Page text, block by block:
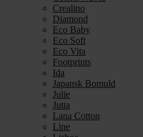
Crealino
Diamond
Eco Baby
Eco Soft
Eco Vita
Footprints
Ida
Japansk Bomuld
Julie
Jutta
Lana Cotton
Line